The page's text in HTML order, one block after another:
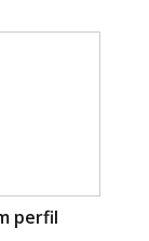
perfil